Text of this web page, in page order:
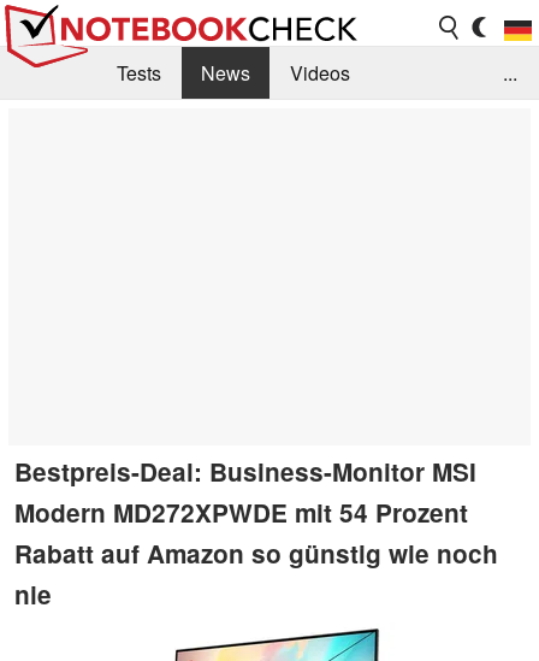
Tests News
Videos
...
Bestpreis-Deal: Business-Monitor MSI
Modern MD272XPWDE mit 54 Prozent
Rabatt auf Amazon so günstig wie noch
nie